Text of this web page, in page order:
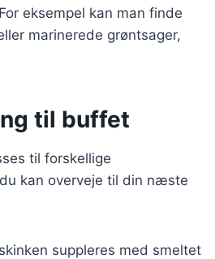
eksempel kan man finde
marinerede grøntsager,
til buffet
til forskellige
kan overveje til din næste
suppleres med smeltet